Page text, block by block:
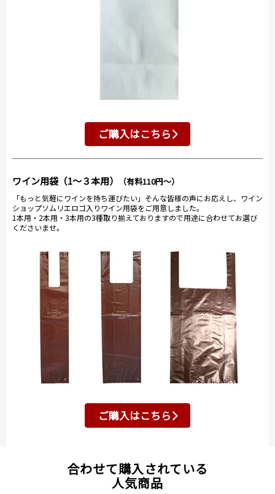
ご購入はこちら
ワイン用袋（1～３本用） （有料110円～）
「もっと気軽にワインを持ち運びたい」そんな皆様の声にお応えし、ワイン
ショップソムリエロゴ入りワイン用袋をご用意しました。
1本用・2本用・3本用の3種取り揃えておりますので用途に合わせてお選び
くださいませ。
ご購入はこちら
合わせて購入されている
人気商品